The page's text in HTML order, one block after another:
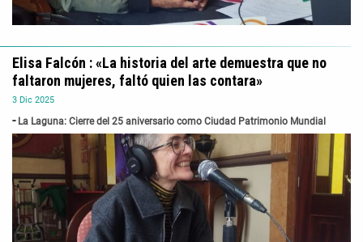
3 Dic 2025
La Laguna: Cierre del 25 aniversario como Ciudad Patrimonio Mundial
Elisa Falcón : «La historia del arte demuestra que no
faltaron mujeres, faltó quien las contara»